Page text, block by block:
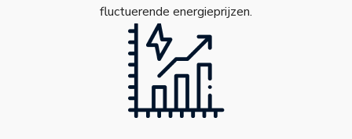
fluctuerende energieprijzen.